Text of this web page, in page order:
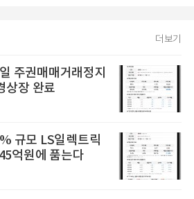
더보기
주권매매거래정지
상장 완료
규모 LS일렉트릭
억원에 품는다